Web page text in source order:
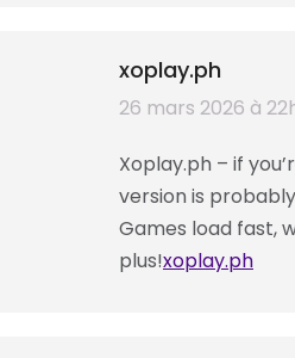
xoplay.ph
dit
26 mars 2026 à
Xoplay.ph – if
version is
Games load fast,
plus!xoplay.ph